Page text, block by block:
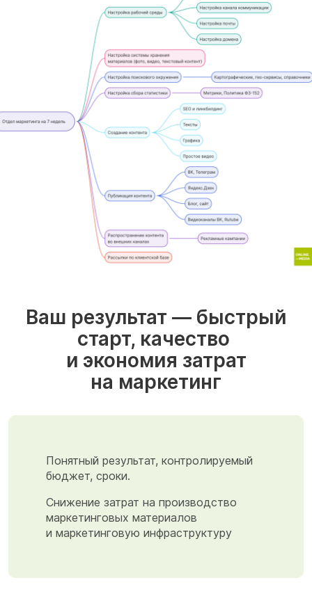
Ваш результат — быстрый
старт, качество
и экономия затрат
на маркетинг
Понятный результат, контролируемый
бюджет, сроки.
Снижение затрат на производство
маркетинговых материалов
и маркетинговую инфраструктуру